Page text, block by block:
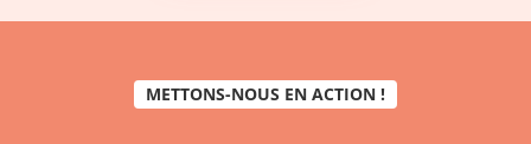
METTONS-NOUS EN ACTION !